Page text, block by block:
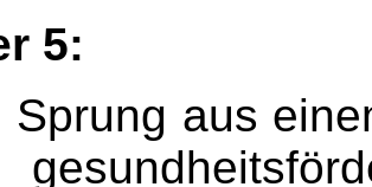
5:
Sprung aus